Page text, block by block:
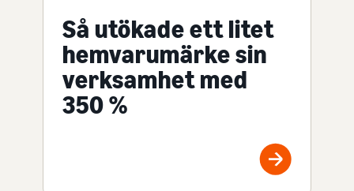
Så utökade ett litet
hemvarumärke sin
verksamhet med
350 %